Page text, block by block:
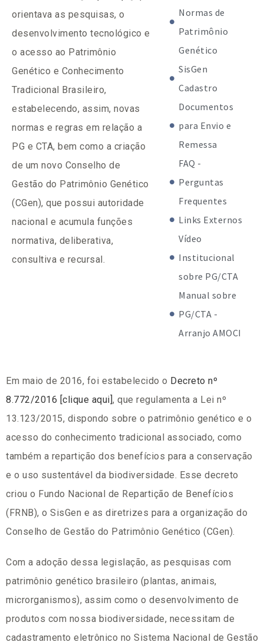
orientava as pesquisas, o
desenvolvimento tecnológico e
o acesso ao Patrimônio
Genético e Conhecimento
Tradicional Brasileiro,
estabelecendo, assim, novas
normas e regras em relação a
PG e CTA, bem como a criação
de um novo Conselho de
Gestão do Patrimônio Genético
(CGen), que possui autoridade
nacional e acumula funções
normativa, deliberativa,
consultiva e recursal.
Normas de
Patrimônio
Genético
SisGen
Cadastro
Documentos
para Envio e
Remessa
FAQ -
Perguntas
Frequentes
Links Externos
Vídeo
Institucional
sobre PG/CTA
Manual sobre
PG/CTA -
Arranjo AMOCI
Em maio de 2016, foi estabelecido o Decreto nº
8.772/2016 [clique aqui], que regulamenta a Lei nº
13.123/2015, dispondo sobre o patrimônio genético e o
acesso do conhecimento tradicional associado, como
também a repartição dos benefícios para a conservação
e o uso sustentável da biodiversidade. Esse decreto
criou o Fundo Nacional de Repartição de Benefícios
(FRNB), o SisGen e as diretrizes para a organização do
Conselho de Gestão do Patrimônio Genético (CGen).
Com a adoção dessa legislação, as pesquisas com
patrimônio genético brasileiro (plantas, animais,
microrganismos), assim como o desenvolvimento de
produtos com nossa biodiversidade, necessitam de
cadastramento eletrônico no Sistema Nacional de Gestão